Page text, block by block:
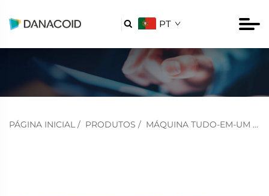
 PT
PÁGINA INICIAL / PRODUTOS / MÁQUINA TUDO-EM-UM